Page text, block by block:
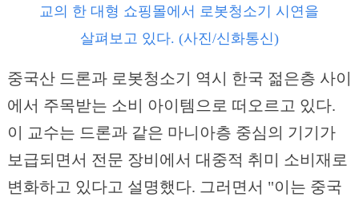
교의 한 대형 쇼핑몰에서 로봇청소기 시연을
살펴보고 있다. (사진/신화통신)
중국산 드론과 로봇청소기 역시 한국 젊은층 사이
에서 주목받는 소비 아이템으로 떠오르고 있다.
이 교수는 드론과 같은 마니아층 중심의 기기가
보급되면서 전문 장비에서 대중적 취미 소비재로
변화하고 있다고 설명했다. 그러면서 "이는 중국